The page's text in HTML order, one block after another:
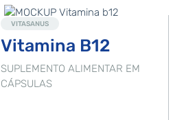
Novo
VITASANUS
Vitamina B12
SUPLEMENTO ALIMENTAR EM
CÁPSULAS